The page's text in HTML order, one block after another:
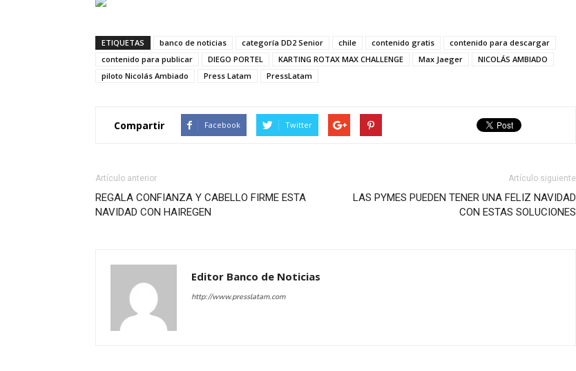
ETIQUETAS banco de noticias categoría DD2 Senior chile contenido gratis
contenido para descargar
contenido para publicar
DIEGO PORTEL KARTING ROTAX MAX CHALLENGE Max Jaeger
NICOLÁS AMBIADO
piloto Nicolás Ambiado
Press Latam PressLatam
Compartir Facebook Twitter
Artículo anterior
REGALA CONFIANZA Y CABELLO FIRME ESTA
NAVIDAD CON HAIREGEN
Artículo siguiente
LAS PYMES PUEDEN TENER UNA FELIZ NAVIDAD
CON ESTAS SOLUCIONES
Editor Banco de Noticias
http://www.presslatam.com